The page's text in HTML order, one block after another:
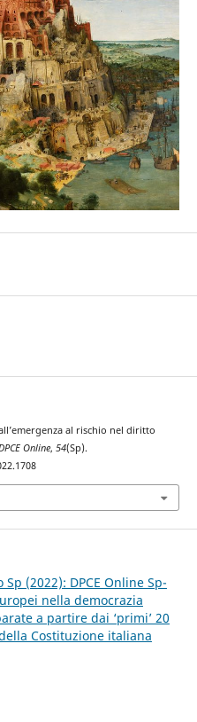
al rischio nel diritto
Online, 54(Sp).
(2022): DPCE Online Sp-
nella democrazia
a partire dai ‘primi’ 20
Costituzione italiana